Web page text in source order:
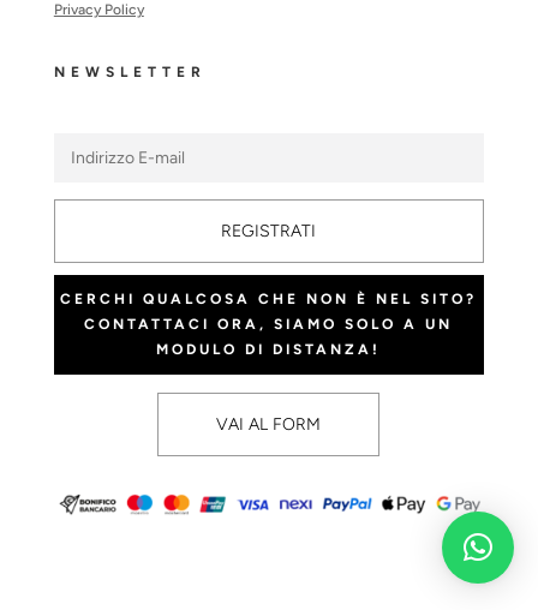
Privacy Policy
NEWSLETTER
REGISTRATI
CERCHI QUALCOSA CHE NON È NEL SITO?
CONTATTACI ORA, SIAMO SOLO A UN
MODULO DI DISTANZA!
VAI AL FORM